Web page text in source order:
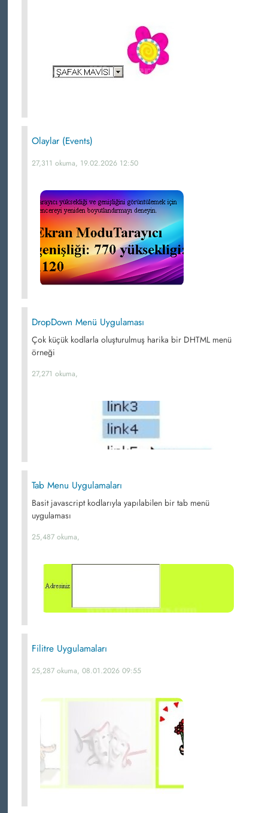
Olaylar (Events)
27,311 okuma, 19.02.2026 12:50
DropDown Menü Uygulaması
Çok küçük kodlarla oluşturulmuş harika bir DHTML menü
örneği
27,271 okuma,
Tab Menu Uygulamaları
Basit javascript kodlarıyla yapılabilen bir tab menü
uygulaması
25,487 okuma,
Filitre Uygulamaları
25,287 okuma, 08.01.2026 09:55